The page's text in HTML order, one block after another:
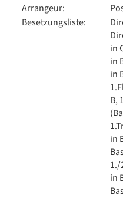
Arrangeur:
Besetzungsliste:
in
in
in
B,
in
1./
in